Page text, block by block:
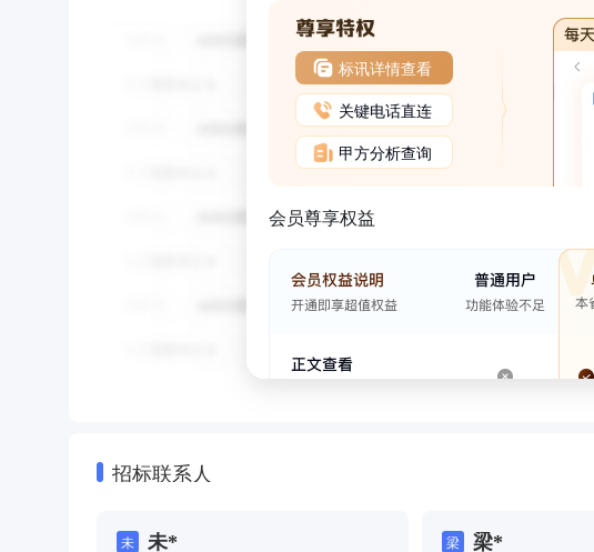
标讯详情查看
关键电话直连
甲方分析查询
会员尊享权益
招标联系人
未 未* 梁 梁*